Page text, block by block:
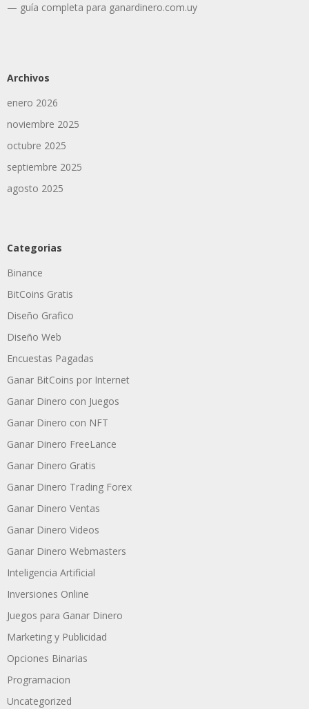
— guía completa para ganardinero.com.uy
Archivos
enero 2026
noviembre 2025
octubre 2025
septiembre 2025
agosto 2025
Categorias
Binance
BitCoins Gratis
Diseño Grafico
Diseño Web
Encuestas Pagadas
Ganar BitCoins por Internet
Ganar Dinero con Juegos
Ganar Dinero con NFT
Ganar Dinero FreeLance
Ganar Dinero Gratis
Ganar Dinero Trading Forex
Ganar Dinero Ventas
Ganar Dinero Videos
Ganar Dinero Webmasters
Inteligencia Artificial
Inversiones Online
Juegos para Ganar Dinero
Marketing y Publicidad
Opciones Binarias
Programacion
Uncategorized